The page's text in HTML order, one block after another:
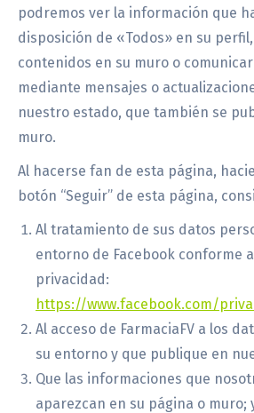
podremos ver la información que
disposición de «Todos» en su
contenidos en su muro o
mediante mensajes o
nuestro estado, que también se
muro.
Al hacerse fan de esta página,
botón “Seguir” de esta página,
Al tratamiento de sus datos
entorno de Facebook conforme
privacidad:
https://www.facebook.com/
Al acceso de FarmaciaFV a los
su entorno y que publique en
Que las informaciones que
aparezcan en su página o muro;